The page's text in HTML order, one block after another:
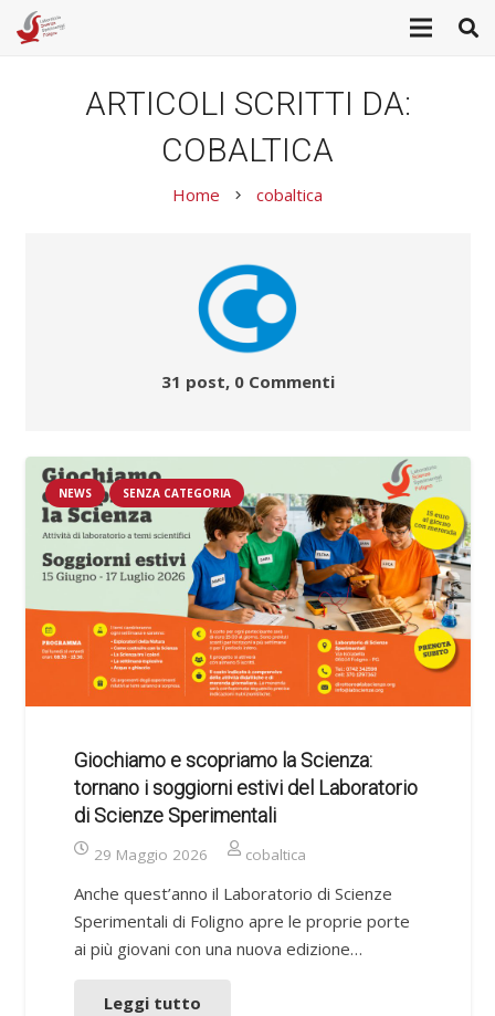
ARTICOLI SCRITTI DA:
COBALTICA
Home keyboard_arrow_right cobaltica
31 post, 0 Commenti
NEWS SENZA CATEGORIA
Giochiamo e scopriamo la Scienza:
tornano i soggiorni estivi del Laboratorio
di Scienze Sperimentali
29 Maggio 2026 cobaltica
Anche quest’anno il Laboratorio di Scienze
Sperimentali di Foligno apre le proprie porte
ai più giovani con una nuova edizione…
Leggi tutto